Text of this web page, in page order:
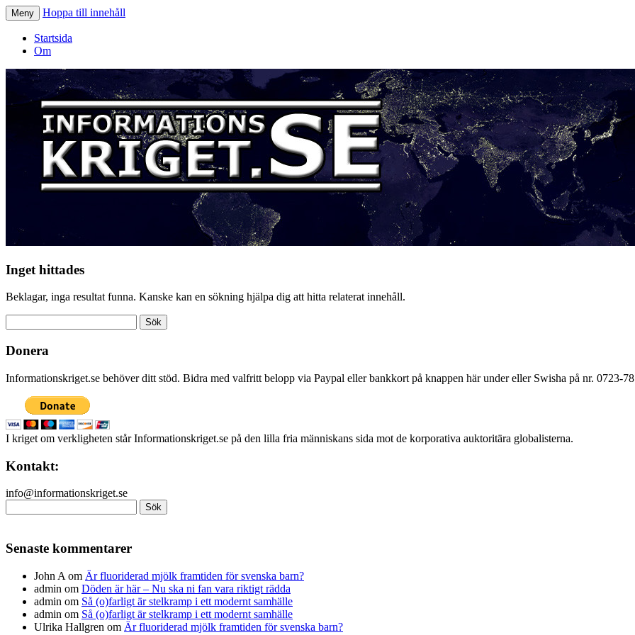
Informationskriget.se
Meny Hoppa till innehåll
Startsida
Om
Inget hittades
Beklagar, inga resultat funna. Kanske kan en sökning hjälpa dig att hitta relaterat innehåll.
efter:
Donera
Informationskriget.se behöver ditt stöd. Bidra med valfritt belopp via Paypal eller bankkort på knappen här under eller Swisha på nr. 0723-
I kriget om verkligheten står Informationskriget.se på den lilla fria människans sida mot de korporativa auktoritära globalisterna.
Kontakt:
info@informationskriget.se
efter:
Senaste kommentarer
John A om Är fluoriderad mjölk framtiden för svenska barn?
admin om Döden är här – Nu ska ni fan vara riktigt rädda
admin om Så (o)farligt är stelkramp i ett modernt samhälle
admin om Så (o)farligt är stelkramp i ett modernt samhälle
Ulrika Hallgren om Är fluoriderad mjölk framtiden för svenska barn?